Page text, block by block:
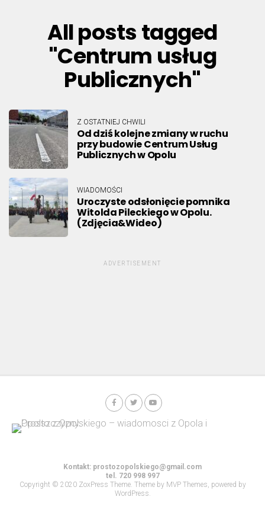
All posts tagged
"Centrum usług
Publicznych"
Z OSTATNIEJ CHWILI
Od dziś kolejne zmiany w ruchu
przy budowie Centrum Usług
Publicznych w Opolu
WIADOMOŚCI
Uroczyste odsłonięcie pomnika
Witolda Pileckiego w Opolu.
(Zdjęcia&Wideo)
ADVERTISEMENT
Kontakt: prostozopolskiego@gmail.com
tel. 720 998 997
Copyright © 2020 ZoxPress Theme. Theme by MVP Themes, powered by
WordPress.